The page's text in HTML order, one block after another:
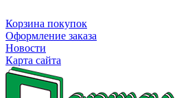
Корзина покупок
Оформление заказа
Новости
Карта сайта